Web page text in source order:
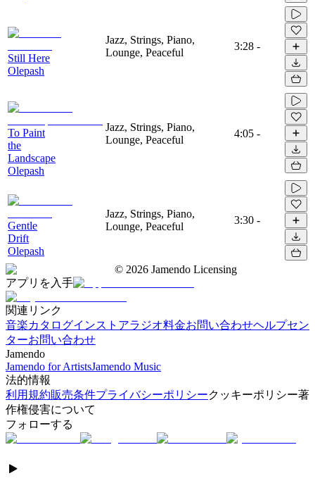
Still Here
Olepash
Jazz, Strings, Piano,
Lounge, Peaceful
3:28 -
To Paint
the
Landscape
Olepash
Jazz, Strings, Piano,
Lounge, Peaceful
4:05 -
Gentle
Drift
Olepash
Jazz, Strings, Piano,
Lounge, Peaceful
3:30 -
© 2026 Jamendo Licensing
アプリを入手
関連リンク
音楽カタログインストアラジオ料金お問い合わせヘルプセン
ターお問い合わせ
Jamendo
Jamendo for ArtistsJamendo Music
法的情報
利用規約販売条件プライバシーポリシークッキーポリシー著
作権侵害について
フォローする